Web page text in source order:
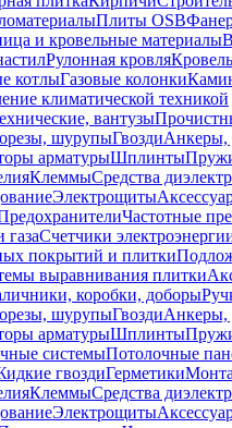
Плиты OSB
и кровельные материалы
Рулонная кровля
котлыГазовые колонки
климатической техникой
вантузы
шурупыГвоздиАнкеры,
арматурыШплинты
КлеммыСредства
Электрощиты
Частотные
газаСчетчики
покрытий и плитки
выравнивания плитки
коробки, доборы
шурупыГвоздиАнкеры,
арматурыШплинты
системыПотолочные
гвоздиГерметики
КлеммыСредства
Электрощиты